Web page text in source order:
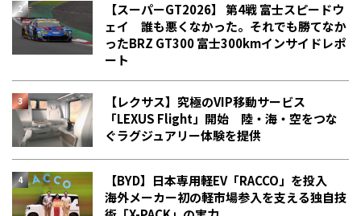
【スーパーGT2026】 第4戦 富士スピードウ
ェイ 誰も悪くなかった。それでも勝てなか
った――BRZ GT300 富士300kmインサイドレポ
ート
【レクサス】究極のVIP移動サービス
「LEXUS Flight」開始 陸・海・空をつな
ぐラグジュアリー体験を提供
【BYD】日本専用軽EV「RACCO」を投入
海外メーカー初の軽市場参入を支える独自技